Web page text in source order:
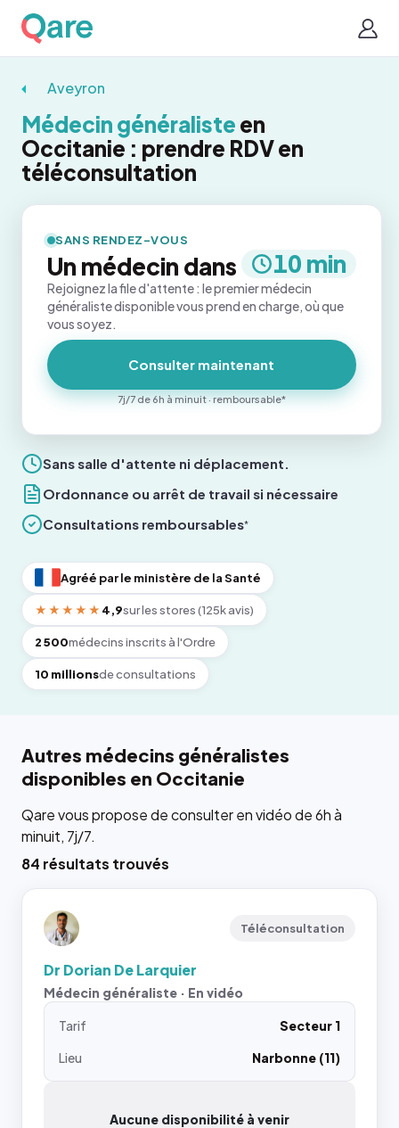
Aveyron
Médecin généraliste en
Occitanie : prendre RDV en
téléconsultation
Sans salle d'attente ni déplacement.
Ordonnance ou arrêt de travail si nécessaire
Consultations remboursables*
Agréé par le ministère de la Santé
★★★★★ 4,9sur les stores (125k avis)
2 500médecins inscrits à l'Ordre
10 millionsde consultations
SANS RENDEZ-VOUS
Un médecin dans 10 min
Rejoignez la file d'attente : le premier médecin
généraliste disponible vous prend en charge, où que
vous soyez.
Consulter maintenant
7j/7 de 6h à minuit · remboursable*
Autres médecins généralistes
disponibles en Occitanie
Qare vous propose de consulter en vidéo de 6h à
minuit, 7j/7.
84 résultats trouvés
Téléconsultation
Dr Dorian De Larquier
Médecin généraliste · En vidéo
Tarif
Secteur 1
Lieu
Narbonne (11)
Aucune disponibilité à venir